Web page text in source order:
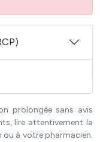
prolongée sans avis
lire attentivement la
ou à votre pharmacien.